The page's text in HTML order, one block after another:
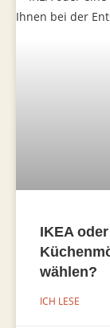
IKEA
wählen?
ICH LESE